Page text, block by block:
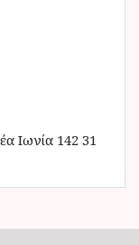
Ιωνία 142 31